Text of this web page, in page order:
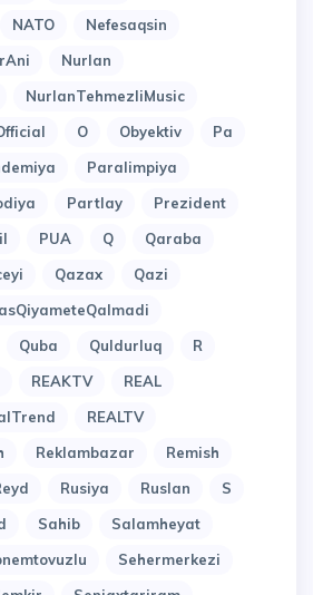
NATO
Nefesaqsin
Nurlan
NurlanTehmezliMusic
O Obyektiv
Pa
Paralimpiya
Partlay
Prezident
PUA Q
Qaraba
Qazax
Qazi
Quba Quldurluq
R
REAKTV
REAL
REALTV
Reklambazar
Remish
Rusiya Ruslan
S
Sahib
Salamheyat
Sehermerkezi